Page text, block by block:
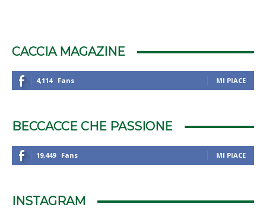
CACCIA MAGAZINE
4,114 Fans MI PIACE
BECCACCE CHE PASSIONE
19,449 Fans MI PIACE
INSTAGRAM